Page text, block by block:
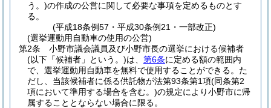
う。)の作成の公営に関して必要な事項を定めるものとす
る。
(平成18条例57・平成30条例21・一部改正)
(選挙運動用自動車の使用の公営)
第2条
小野市議会議員及び小野市長の選挙における候補者
(以下「候補者」という。)は、 第6条に定める額の範囲内
で、選挙運動用自動車を無料で使用することができる。 た
だし、当該候補者に係る供託物が法第93条第1項(同条第2
項において準用する場合を含む。)の規定により小野市に帰
属することとならない場合に限る。